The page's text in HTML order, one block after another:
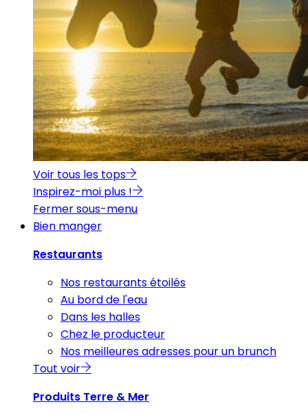
Voir tous les tops
Inspirez-moi plus !
Fermer sous-menu
Bien manger
Restaurants
Nos restaurants étoilés
Au bord de l'eau
Dans les halles
Chez le producteur
Nos meilleures adresses pour un brunch
Tout voir
Produits Terre & Mer